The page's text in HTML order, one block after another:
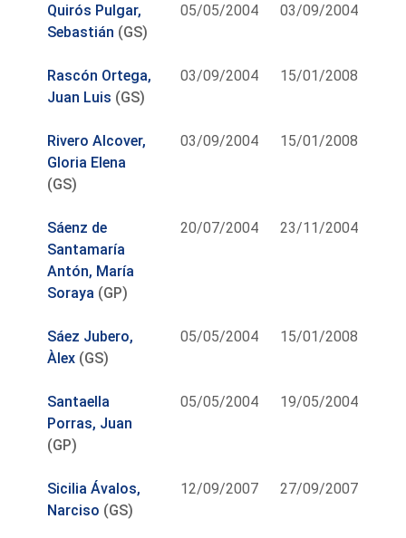
Quirós Pulgar,
Sebastián (GS)
05/05/2004 03/09/2004
Rascón Ortega,
Juan Luis (GS)
03/09/2004 15/01/2008
Rivero Alcover,
Gloria Elena
(GS)
03/09/2004 15/01/2008
Sáenz de
Santamaría
Antón, María
Soraya (GP)
20/07/2004 23/11/2004
Sáez Jubero,
Àlex (GS)
05/05/2004 15/01/2008
Santaella
Porras, Juan
(GP)
05/05/2004 19/05/2004
Sicilia Ávalos,
Narciso (GS)
12/09/2007 27/09/2007